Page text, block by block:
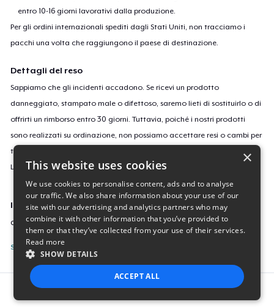
entro 10-16 giorni lavorativi dalla produzione.
Per gli ordini internazionali spediti dagli Stati Uniti, non tracciamo i
pacchi una volta che raggiungono il paese di destinazione.
Dettagli del reso
Sappiamo che gli incidenti accadono. Se ricevi un prodotto
danneggiato, stampato male o difettoso, saremo lieti di sostituirlo o di
offrirti un rimborso entro 30 giorni. Tuttavia, poiché i nostri prodotti
sono realizzati su ordinazione, non possiamo accettare resi o cambi per
taglie o colori errati o se cambi semplicemente idea.
Leggi
quiper saperne di più sulla nostra politica di reso.
ID campagne
covidweasel
Segnala questa inserzione
×
This website uses cookies
We use cookies to personalise content, ads and to analyse
our traffic. We also share information about your use of our
site with our advertising and analytics partners who may
combine it with other information that you’ve provided to
them or that they’ve collected from your use of their services.
Read more
SHOW DETAILS
ACCEPT ALL